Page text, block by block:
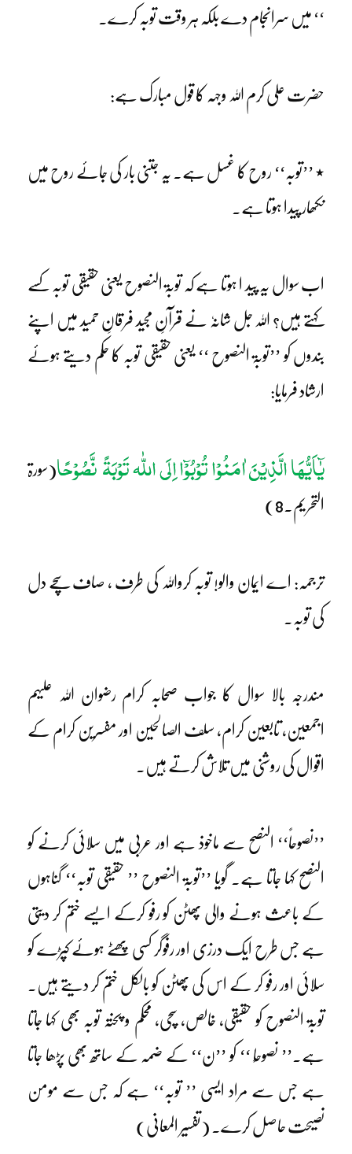
‘‘ میں سرانجام دے بلکہ ہر وقت توبہ کرے۔
حضرت علی کرم اللہ وجہہ کا قول مبارک ہے:
٭ ’’توبہ‘‘ روح کا غسل ہے۔ یہ جتنی بار کی جائے روح میں
نکھار پیدا ہوتا ہے۔
اب سوال یہ پید ا ہوتا ہے کہ توبۃ النصوح یعنی حقیقی توبہ کسے
کہتے ہیں؟ اللہ جل شانہٗ نے قرآنِ مجید فرقانِ حمید میں اپنے
بندوں کو ’’توبۃ النصوح ‘‘ یعنی حقیقی توبہ کا حکم دیتے ہوئے
ارشاد فرمایا:
یٰٓاَیُّھَا الَّذِیْنَ اٰمَنُوْا تُوْبُوْٓا اِلَی اللّٰہ تَوْبَۃًنَّصُوْحًا(سورۃ
التحریم۔8)
ترجمہ: اے ایمان والو! توبہ کرواللہ کی طرف ، صاف سچے دل
کی توبہ۔
مندرجہ بالا سوال کا جواب صحابہ کرام رضوان اللہ علیہم
اجمعین، تابعین کرام، سلف الصالحین اور مفسرین کرام کے
اقوال کی روشنی میں تلاش کرتے ہیں۔
’’نصوحاً‘‘ النصح سے ماخوذ ہے اور عربی میں سلائی کرنے کو
النصح کہا جاتا ہے۔ گویا ’’توبۃ النصوح ’’ حقیقی توبہ‘‘ گناہوں
کے باعث ہونے والی پھٹن کو رفو کرکے ایسے ختم کر دیتی
ہے جس طرح ایک درزی اور رفوگر کسی پھٹے ہوئے کپڑے کو
سلائی اور رفو کر کے اس کی پھٹن کو بالکل ختم کر دیتے ہیں۔
توبۃ النصوح کو حقیقی، خالص، سچی، محکم و پختہ توبہ بھی کہا جاتا
ہے۔’’ نصوحًا ‘‘ کو ’’ن‘‘ کے ضمہ کے ساتھ بھی پڑھا جاتا
ہے جس سے مراد ایسی ’’ توبہ‘‘ ہے کہ جس سے مومن
نصیحت حاصل کرے۔ (تفسیر المعانی)